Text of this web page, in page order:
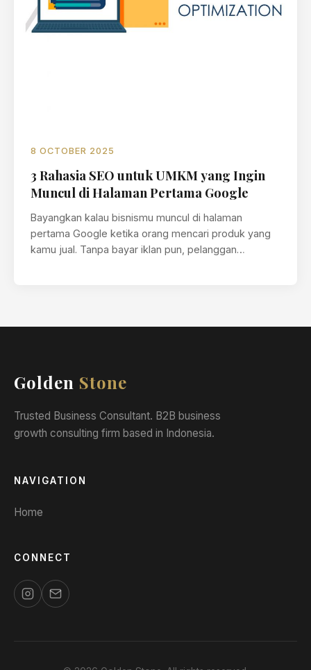
8 OCTOBER 2025
3 Rahasia SEO untuk UMKM yang Ingin
Muncul di Halaman Pertama Google
Bayangkan kalau bisnismu muncul di halaman
pertama Google ketika orang mencari produk yang
kamu jual. Tanpa bayar iklan pun, pelanggan…
Golden Stone
Trusted Business Consultant. B2B business
growth consulting firm based in Indonesia.
NAVIGATION
Home
CONNECT